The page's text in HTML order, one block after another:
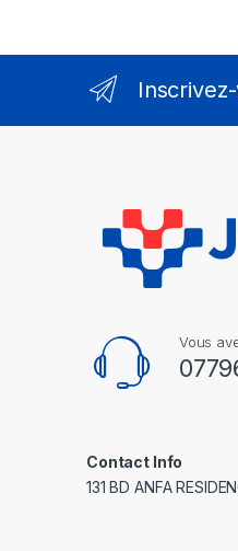
Vous
Contact Info
131 BD ANFA